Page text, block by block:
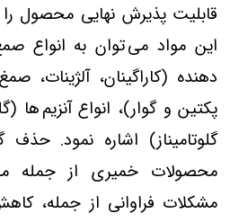
قابلیت پذیرش نهایی محصول
این مواد میتوان به انواع
دهنده (کاراگینان، آلژینات،
پکتین و گوار)، انواع آنزیمها
گلوتامیناز) اشاره نمود. حذف
محصولات خمیری از جمله
مشکلات فراوانی از جمله،